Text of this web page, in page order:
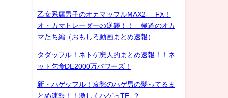
乙女系腐男子のオカマッフルMAX2- FX！
オ・カマトレーダーの逆襲！！ 極道のオカ
マたち編（おもしろ動画まとめ速報）
タダッフル！ネトゲ廃人的まとめ速報！！ネ
ット乞食DE2000万パワーズ！
新・ハゲッフル！哀愁のハゲ男の髪ってるま
とめ速報！！激しくハゲっTEL？